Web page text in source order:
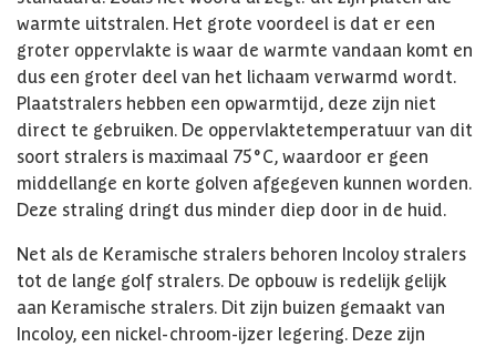
warmte uitstralen. Het grote voordeel is dat er een
groter oppervlakte is waar de warmte vandaan komt en
dus een groter deel van het lichaam verwarmd wordt.
Plaatstralers hebben een opwarmtijd, deze zijn niet
direct te gebruiken. De oppervlaktetemperatuur van dit
soort stralers is maximaal 75°C, waardoor er geen
middellange en korte golven afgegeven kunnen worden.
Deze straling dringt dus minder diep door in de huid.
Net als de Keramische stralers behoren Incoloy stralers
tot de lange golf stralers. De opbouw is redelijk gelijk
aan Keramische stralers. Dit zijn buizen gemaakt van
Incoloy, een nickel-chroom-ijzer legering. Deze zijn